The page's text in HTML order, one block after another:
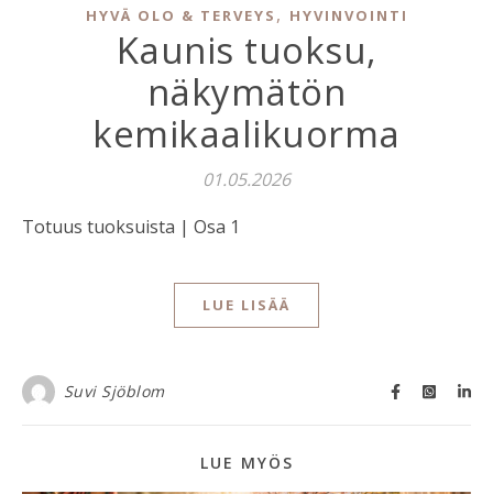
HYVÄ OLO & TERVEYS , HYVINVOINTI
Kaunis tuoksu,
näkymätön
kemikaalikuorma
01.05.2026
Totuus tuoksuista | Osa 1
LUE LISÄÄ
Suvi Sjöblom
LUE MYÖS